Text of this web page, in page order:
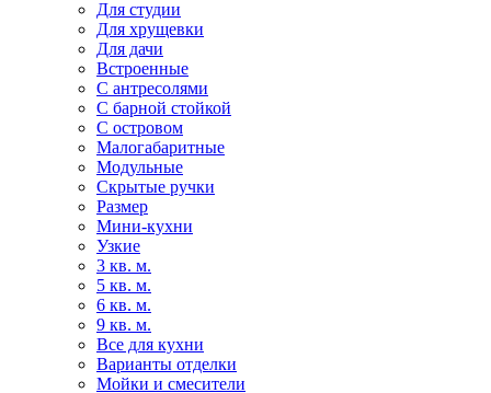
Для студии
Для хрущевки
Для дачи
Встроенные
С антресолями
С барной стойкой
С островом
Малогабаритные
Модульные
Скрытые ручки
Размер
Мини-кухни
Узкие
3 кв. м.
5 кв. м.
6 кв. м.
9 кв. м.
Все для кухни
Варианты отделки
Мойки и смесители